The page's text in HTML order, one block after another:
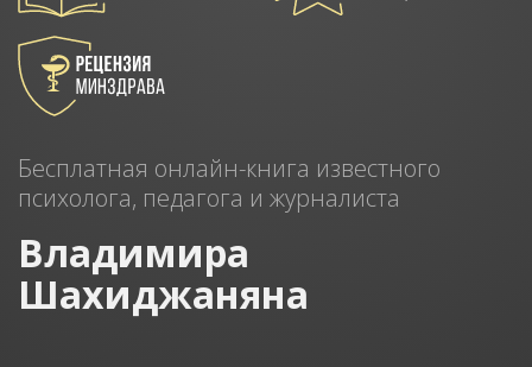
Бесплатная онлайн-книга известного
психолога, педагога и журналиста
Владимира
Шахиджаняна